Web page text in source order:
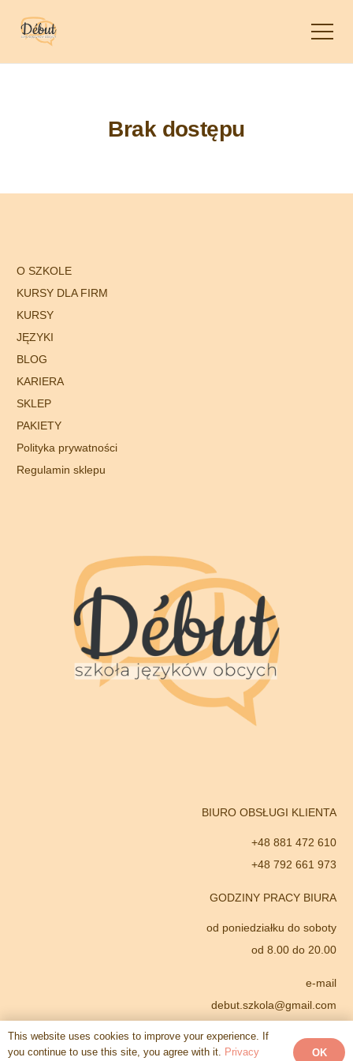
Brak dostępu
O SZKOLE
KURSY DLA FIRM
KURSY
JĘZYKI
BLOG
KARIERA
SKLEP
PAKIETY
Polityka prywatności
Regulamin sklepu
BIURO OBSŁUGI KLIENTA
+48 881 472 610
+48 792 661 973
GODZINY PRACY BIURA
od poniedziałku do soboty
od 8.00 do 20.00
e-mail
debut.szkola@gmail.com
39102052260000600206856209
This website uses cookies to improve your experience. If
you continue to use this site, you agree with it. Privacy OK